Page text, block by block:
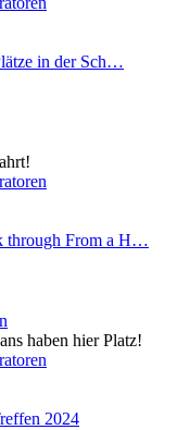
in der Sch…
through From a H…
haben hier Platz!
2024